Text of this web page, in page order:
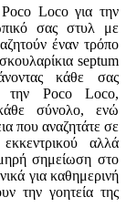
Loco για την
σας στυλ με
έναν τρόπο
septum
κάθε σας
την Poco Loco,
σύνολο, ενώ
που αναζητάτε σε
αλλά
σημείωση στο
για καθημερινή
την γοητεία της